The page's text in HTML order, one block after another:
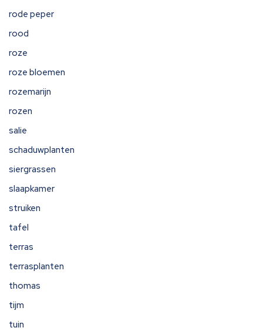
rode peper
rood
roze
roze bloemen
rozemarijn
rozen
salie
schaduwplanten
siergrassen
slaapkamer
struiken
tafel
terras
terrasplanten
thomas
tijm
tuin